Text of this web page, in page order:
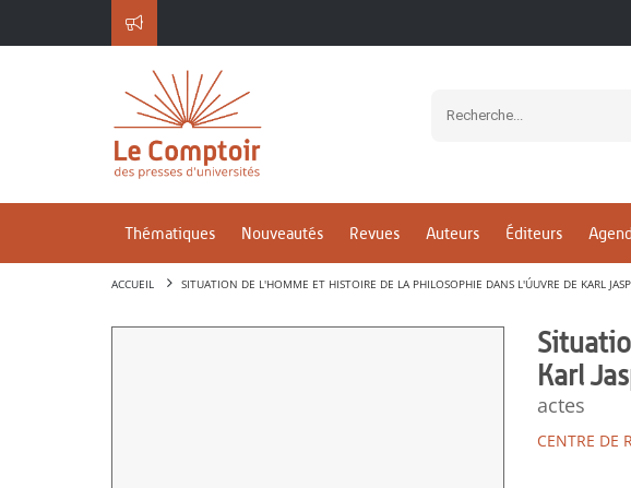
Thématiques Nouveautés Revues Auteurs Éditeurs
ACCUEIL SITUATION DE L'HOMME ET HISTOIRE DE LA PHILOSOPHIE DANS L'ÚUVRE DE KARL
Karl
actes
CENTRE DE